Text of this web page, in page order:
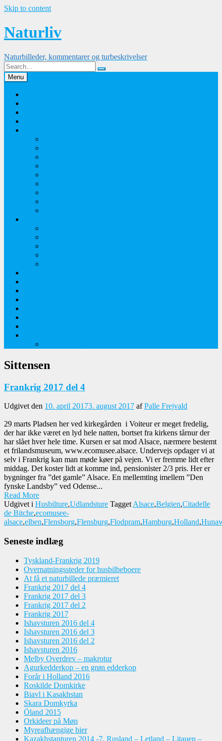
Skip to content
Naturliv
Naturbilleder, kommentarer og turbeskrivelser
Menu
Sittensen
Frankrig 2017 del 4
Udgivet den 10. april 20173. august 2017 afPalle Frejvald
29 marts Pladsen her ved kirkegården i Voiteur er meget fredelig,
der har ikke været en lyd hele natten, bortset fra kirkens tårnur der
har slået hver hele time. Kursen er sat mod Alsace, nærmere bestemt
et frilandsmuseum, www.ecomusee.alsace. Undervejs opdager vi at
selv i Frankrig kan man møde køer på vejen. Vi er fremme lidt efter
middag. Det koster lidt at komme ind, pensionister 2/3 pris. Her er
bygninger fra ”det gamle” Alsace. En mellemting imellem ”Den
fynske Landsby” ved Odense...
Read More
Udgivet i Husbilture,Udlandsture TaggetAlsace,Belgien,Citadelle
de Bitche,ecomusee-
alsace,elben,Flensborg,Flensburg,Flodpram,Hamburg,Holland,
Seneste indlæg
Tyskland-Frankrig 2019
Overnatningssteder for husbilbeboere
At få et naturbillede præmieret
Frankrig 2017 del 4
Frankrig 2017 del 3
Frankrig 2017 del 2
Frankrig 2017
Ishavsturen 2016 del 4
Ishavsturen 2016 del 3
Ishavsturen 2016 del 2
Ishavsturen 2016
Melby Overdrev – makrotur
Agurkedderkop – en grøn edderkop
Forår i Holland 2016
Roskilde Domkirke
Biavl i Kasakhstan
Skara Domkyrka
Öland 2015
Orkideer på Møn
Myreafhængige bier
Kazakhstanturen 2014 -7, Rusland – Letland – Litauen –